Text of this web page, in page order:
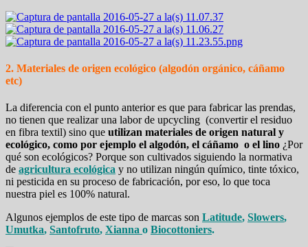
2. Materiales de origen ecológico (algodón orgánico, cáñamo
etc)
La diferencia con el punto anterior es que para fabricar las prendas,
no tienen que realizar una labor de upcycling (convertir el residuo
en fibra textil) sino que utilizan materiales de origen natural y
ecológico, como por ejemplo el algodón, el cáñamo o el lino ¿Por
qué son ecológicos? Porque son cultivados siguiendo la normativa
de agricultura ecológica y no utilizan ningún químico, tinte tóxico,
ni pesticida en su proceso de fabricación, por eso, lo que toca
nuestra piel es 100% natural.
Algunos ejemplos de este tipo de marcas son Latitude, Slowers,
Umutka, Santofruto, Xianna o Biocottoniers.